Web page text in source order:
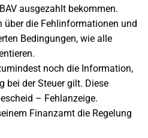
ausgezahlt bekommen.
über die Fehlinformationen und
Bedingungen, wie alle
noch die Information,
bei der Steuer gilt. Diese
– Fehlanzeige.
Finanzamt die Regelung